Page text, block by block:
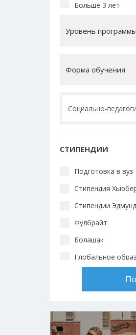
Больше 3 лет
Уровень программы
Форма обучения
СТИПЕНДИИ
Подготовка в вуз
Стипендия
Стипендии
Фулбрайт
Болашак
Глобальное
Стипендии вузов